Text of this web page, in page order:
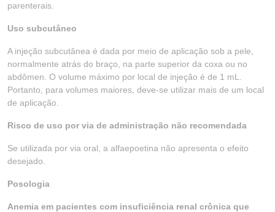
parenterais.
Uso subcutâneo
A injeção subcutânea é dada por meio de aplicação sob a pele,
normalmente atrás do braço, na parte superior da coxa ou no
abdômen. O volume máximo por local de injeção é de 1 mL.
Portanto, para volumes maiores, deve-se utilizar mais de um local
de aplicação.
Risco de uso por via de administração não recomendada
Se utilizada por via oral, a alfaepoetina não apresenta o efeito
desejado.
Posologia
Anemia em pacientes com insuficiência renal crônica que